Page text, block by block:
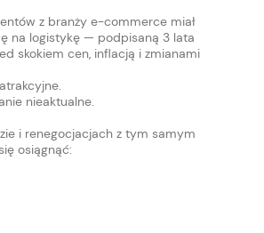
z branży e-commerce miał
na logistykę — podpisaną 3 lata
skokiem cen, inflacją i zmianami
nieaktualne.
i renegocjacjach z tym samym
osiągnąć: